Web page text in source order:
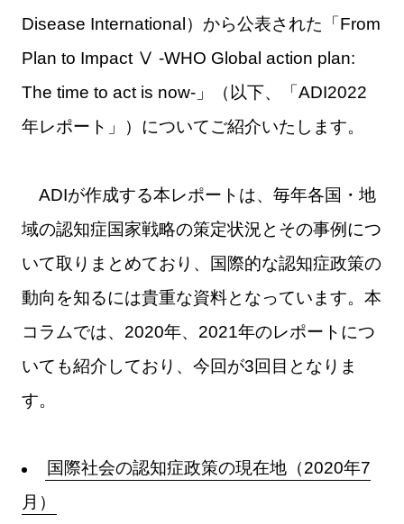
Disease International）から公表された「From
Plan to Impact Ⅴ -WHO Global action plan:
The time to act is now-」（以下、「ADI2022
年レポート」）についてご紹介いたします。
ADIが作成する本レポートは、毎年各国・地
域の認知症国家戦略の策定状況とその事例につ
いて取りまとめており、国際的な認知症政策の
動向を知るには貴重な資料となっています。本
コラムでは、2020年、2021年のレポートにつ
いても紹介しており、今回が3回目となりま
す。
国際社会の認知症政策の現在地（2020年7
月）